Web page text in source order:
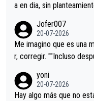
a en dia, sin
Minguez, Velez etc
tristes sin victorias.
Jofer007
20-07-2026
Me imagino que es una
r, corregir. ""Incluso
permaneció pegado a su
a que era capaz de
yoni
20-07-2026
Hay algo más que no